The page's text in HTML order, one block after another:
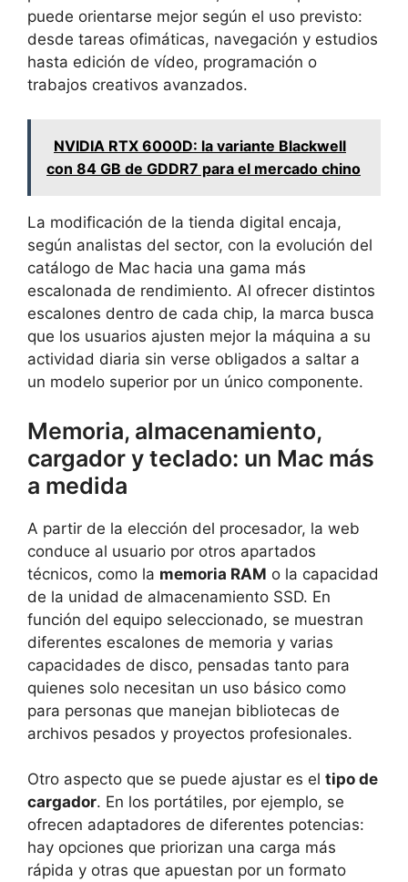
puede orientarse mejor según el uso previsto:
desde tareas ofimáticas, navegación y estudios
hasta edición de vídeo, programación o
trabajos creativos avanzados.
NVIDIA RTX 6000D: la variante Blackwell
con 84 GB de GDDR7 para el mercado chino
La modificación de la tienda digital encaja,
según analistas del sector, con la evolución del
catálogo de Mac hacia una gama más
escalonada de rendimiento. Al ofrecer distintos
escalones dentro de cada chip, la marca busca
que los usuarios ajusten mejor la máquina a su
actividad diaria sin verse obligados a saltar a
un modelo superior por un único componente.
Memoria, almacenamiento,
cargador y teclado: un Mac más
a medida
A partir de la elección del procesador, la web
conduce al usuario por otros apartados
técnicos, como la memoria RAM o la capacidad
de la unidad de almacenamiento SSD. En
función del equipo seleccionado, se muestran
diferentes escalones de memoria y varias
capacidades de disco, pensadas tanto para
quienes solo necesitan un uso básico como
para personas que manejan bibliotecas de
archivos pesados y proyectos profesionales.
Otro aspecto que se puede ajustar es el tipo de
cargador. En los portátiles, por ejemplo, se
ofrecen adaptadores de diferentes potencias:
hay opciones que priorizan una carga más
rápida y otras que apuestan por un formato